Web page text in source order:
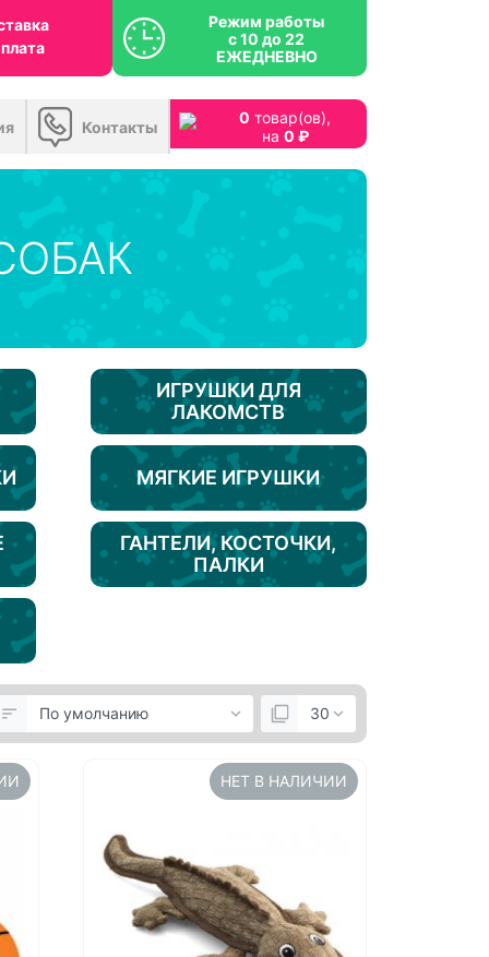
Режим работы
с 10 до 22
ЕЖЕДНЕВНО
0 товар(ов),
на 0 ₽
Контакты
ИГРУШКИ ДЛЯ
ЛАКОМСТВ
МЯГКИЕ ИГРУШКИ
ГАНТЕЛИ, КОСТОЧКИ,
ПАЛКИ
НЕТ В НАЛИЧИИ